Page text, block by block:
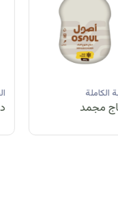
الحبة الكاملة
دجاج مبرد